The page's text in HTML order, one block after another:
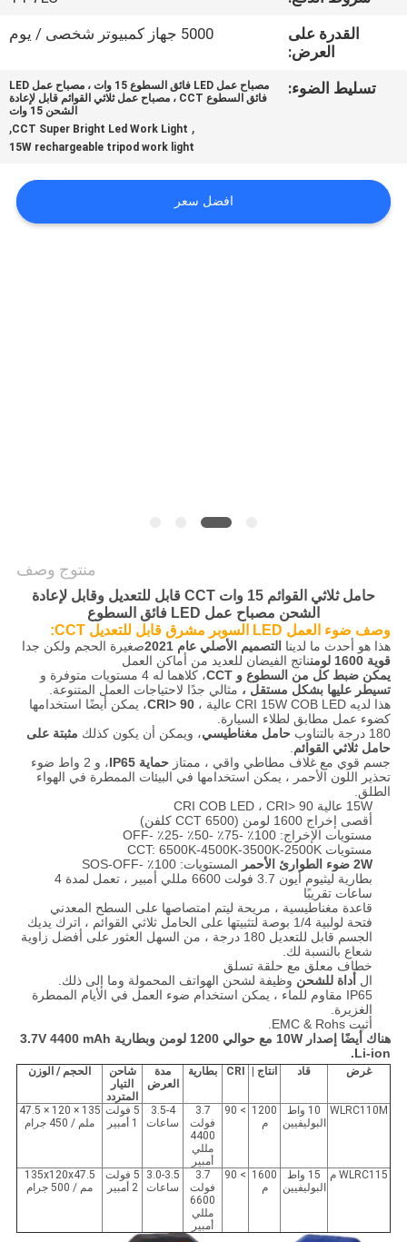
أخبار
خريطة
الموقع
القدرة على
العرض:
5000 جهاز كمبيوتر شخصى / يوم
تسليط الضوء:
مصباح عمل LED فائق السطوع 15 وات ، مصباح عمل LED
فائق السطوع CCT ، مصباح عمل ثلاثي القوائم قابل لإعادة
الشحن 15 وات
,
CCT Super Bright Led Work Light
,
15W rechargeable tripod work light
افضل سعر
منتوج وصف
حامل ثلاثي القوائم 15 وات CCT قابل للتعديل وقابل لإعادة
الشحن مصباح عمل LED فائق السطوع
وصف ضوء العمل LED السوبر مشرق قابل للتعديل CCT:
هذا هو أحدث ما لدينا التصميم الأصلي عام 2021
صغيرة الحجم ولكن جدا
قوية 1600 لومن
ناتج الفيضان للعديد من أماكن العمل
يمكن ضبط كل من السطوع و CCT
، كلاهما له 4 مستويات متوفرة و
تسيطر عليها بشكل مستقل ، مثالي جدًا لاحتياجات العمل المتنوعة.
هذا لديه CRI 15W COB LED عالية ،
CRI> 90، يمكن أيضًا استخدامها
كضوء عمل مطابق لطلاء السيارة.
180 درجة بالتناوب
حامل مغناطيسي، ويمكن أن يكون كذلك مثبتة على
حامل ثلاثي القوائم.
جسم قوي مع غلاف مطاطي واقي ، ممتاز حماية IP65
، و 2 واط ضوء
تحذير اللون الأحمر ، يمكن استخدامها في البيئات الممطرة في الهواء
الطلق.
15W عالية CRI COB LED ، CRI> 90
أقصى إخراج 1600 لومن (CCT 6500 كلفن)
مستويات الإخراج: 100٪ -75٪ -50٪ -25٪ -OFF
مستويات CCT: 6500K-4500K-3500K-2500K
2W ضوء الطوارئ الأحمر
المستويات: 100٪ -SOS-OFF
بطارية ليثيوم أيون 3.7 فولت 6600 مللي أمبير ، تعمل لمدة 4
ساعات تقريبًا
قاعدة مغناطيسية ، مريحة ليتم امتصاصها على السطح المعدني
فتحة لولبية 1/4 بوصة لتثبيتها على الحامل ثلاثي القوائم ، اترك يديك
الجسم قابل للتعديل 180 درجة ، من السهل العثور على أفضل زاوية
شعاع بالنسبة لك.
خطاف معلق مع حلقة تسلق
ال أداة للشحن وظيفة لشحن الهواتف المحمولة وما إلى ذلك.
IP65 مقاوم للماء ، يمكن استخدام ضوء العمل في الأيام الممطرة
الغزيرة.
أثبت EMC & Rohs.
هناك أيضًا إصدار 10W مع حوالي 1200 لومن وبطارية 3.7V 4400 mAh
Li-ion.
غرض قاد انتاج | CRI بطارية
مدة
العرض
شاحن
التيار
المتردد
الحجم / الوزن
WLRC110M
10 واط
البوليفيين
1200
م
> 90
3.7
فولت
4400
مللي
أمبير
3.5-4
ساعات
5 فولت
1 أمبير
135 × 120 × 47.5
ملم / 450 جرام
WLRC115 م
15 واط
البوليفيين
1600
م
> 90
3.7
فولت
6600
مللي
أمبير
3.0-3.5
ساعات
5 فولت
2 أمبير
135x120x47.5
مم / 500 جرام